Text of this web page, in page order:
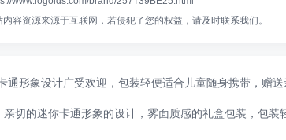
内容资源来源于互联网，若侵犯了您的权益，请及时联系我们。
形象设计广受欢迎，包装轻便适合儿童随身携带，赠
切的迷你卡通形象的设计，雾面质感的礼盒包装，包